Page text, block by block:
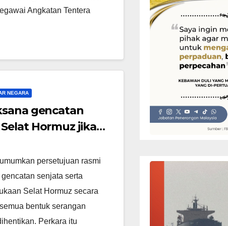
Angkatan Tentera
NEGARA
gencatan
Hormuz jika
persetujuan rasmi
senjata serta
Selat Hormuz secara
bentuk serangan
Perkara itu